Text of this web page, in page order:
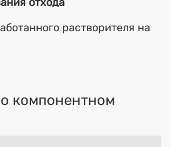
растворителя на
компонентном